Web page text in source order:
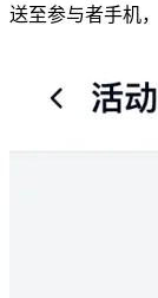
送至参与者手机